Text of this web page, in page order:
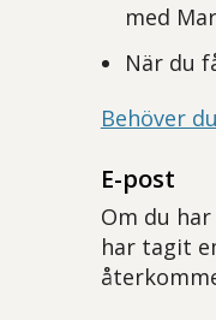
med
När du
Behöver
E-post
Om du
har tagit